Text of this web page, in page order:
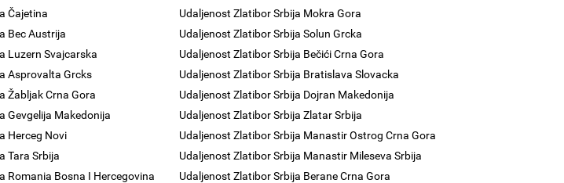
Čajetina
Udaljenost Zlatibor Srbija Mokra Gora
Bec Austrija
Udaljenost Zlatibor Srbija Solun Grcka
Luzern Svajcarska
Udaljenost Zlatibor Srbija Bečići Crna Gora
Asprovalta Grcks
Udaljenost Zlatibor Srbija Bratislava Slovacka
Žabljak Crna Gora
Udaljenost Zlatibor Srbija Dojran Makedonija
Gevgelija Makedonija
Udaljenost Zlatibor Srbija Zlatar Srbija
Herceg Novi
Udaljenost Zlatibor Srbija Manastir Ostrog Crna Gora
Tara Srbija
Udaljenost Zlatibor Srbija Manastir Mileseva Srbija
Romania Bosna I Hercegovina
Udaljenost Zlatibor Srbija Berane Crna Gora